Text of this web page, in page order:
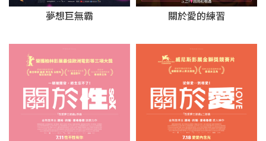
夢想巨無霸 關於愛的練習